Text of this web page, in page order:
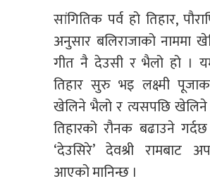
सांगितिक पर्व हो तिहार,
अनुसार बलिराजाको नाममा
गीत नै देउसी र भैलो हो ।
तिहार सुरु भइ लक्ष्मी
खेलिने भैलो र त्यसपछि
तिहारको रौनक बढाउने
‘देउसिरे’ देवश्री रामबाट
आएको मानिन्छ ।